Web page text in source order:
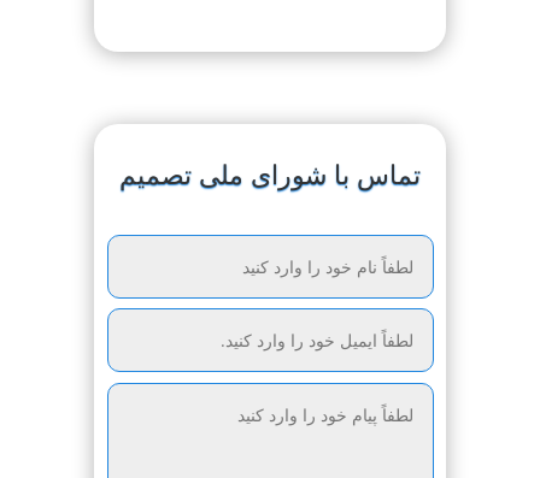
تماس با شورای ملی تصمیم